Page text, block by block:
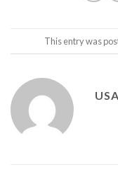
This entry was